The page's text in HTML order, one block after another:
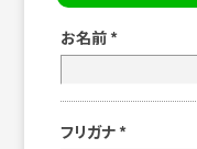
お名前 *
フリガナ *